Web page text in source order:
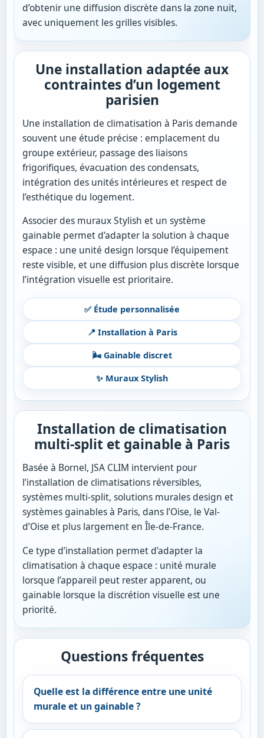
d’obtenir une diffusion discrète dans la zone nuit,
avec uniquement les grilles visibles.
Une installation adaptée aux
contraintes d’un logement
parisien
Une installation de climatisation à Paris demande
souvent une étude précise : emplacement du
groupe extérieur, passage des liaisons
frigorifiques, évacuation des condensats,
intégration des unités intérieures et respect de
l’esthétique du logement.
Associer des muraux Stylish et un système
gainable permet d’adapter la solution à chaque
espace : une unité design lorsque l’équipement
reste visible, et une diffusion plus discrète lorsque
l’intégration visuelle est prioritaire.
✅ Étude personnalisée
📍 Installation à Paris
🌬️ Gainable discret
✨ Muraux Stylish
Installation de climatisation
multi-split et gainable à Paris
Basée à Bornel, JSA CLIM intervient pour
l’installation de climatisations réversibles,
systèmes multi-split, solutions murales design et
systèmes gainables à Paris, dans l’Oise, le Val-
d’Oise et plus largement en Île-de-France.
Ce type d’installation permet d’adapter la
climatisation à chaque espace : unité murale
lorsque l’appareil peut rester apparent, ou
gainable lorsque la discrétion visuelle est une
priorité.
Questions fréquentes
Quelle est la différence entre une unité
murale et un gainable ?